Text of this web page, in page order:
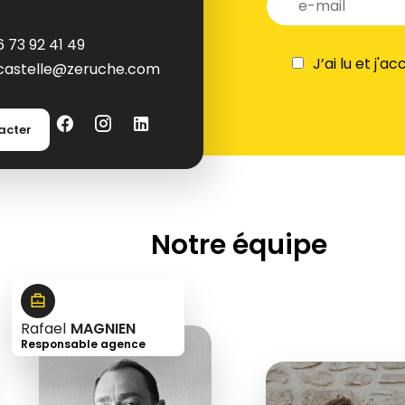
73 92 41 49
J’ai lu et
Notre équipe
Rafael MAGNIEN
Responsable agence
+33